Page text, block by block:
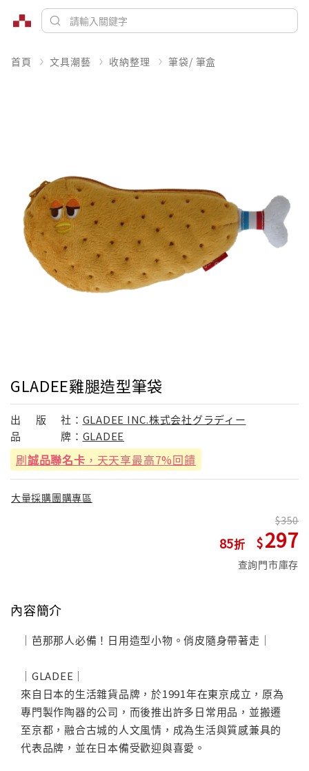
首頁 文具潮藝 收納整理 筆袋/ 筆盒
GLADEE雞腿造型筆袋
出 版 社： GLADEE INC.株式会社グラディー
品
牌： GLADEE
刷誠品聯名卡 ，天天享最高7%回饋
大量採購團購專區
85
350
297
查詢門市庫存
內容簡介
｜芭那那人必備！日用造型小物。俏皮隨身帶著走｜
｜GLADEE｜
來自日本的生活雜貨品牌，於1991年在東京成立，原為
專門製作陶器的公司，而後推出許多日常用品，並搬遷
至京都，融合古城的人文風情，成為生活與質感兼具的
代表品牌，並在日本備受歡迎與喜愛。